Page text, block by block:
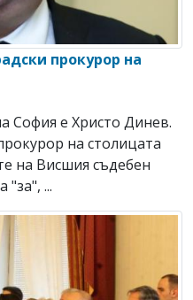
прокурор на
София е Христо Динев.
на столицата
на Висшия съдебен
"за", ...